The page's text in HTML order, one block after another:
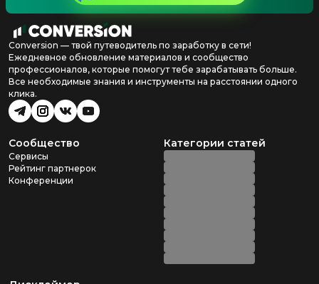
Conversion — твой путеводитель по заработку в сети!
Ежедневное обновление материалов и сообщество
профессионалов, которые помогут тебе зарабатывать больше.
Все необходимые знания и инструменты на расстоянии одного
клика.
Сообщество
Сервисы
Рейтинг партнерок
Конференции
Категории статей